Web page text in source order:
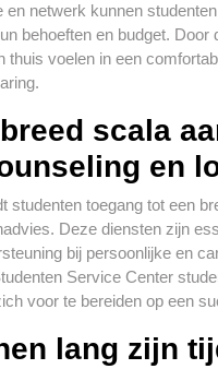
netwerk kunnen
behoeften en budget.
voelen in een
scala
en
studenten toegang tot een
Deze diensten zijn
bij persoonlijke en
Service Center
voor te bereiden op een
lang zijn